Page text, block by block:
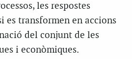
les respostes
es transformen en accions
del conjunt de les
i econòmiques.